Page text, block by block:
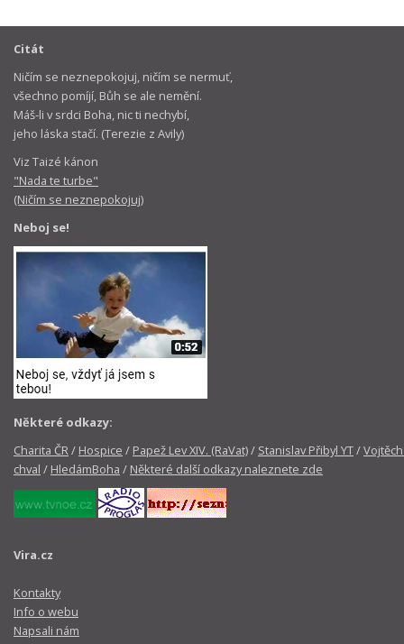
Citát
Ničím se neznepokojuj, ničím se nermuť,
všechno pomíjí, Bůh se ale nemění.
Máš-li v srdci Boha, nic ti nechybí,
jeho láska stačí. (Terezie z Avily)
Viz Taizé kánon
"Nada te turbe"
(Ničím se neznepokojuj)
Neboj se!
Některé odkazy:
Charita ČR/ Hospice / Papež Lev XIV. (RaVat)/ Stanislav Přibyl YT/
chval / HledámBoha / Některé další odkazy naleznete zde
Vira.cz
Kontakty
Info o webu
Napsali nám